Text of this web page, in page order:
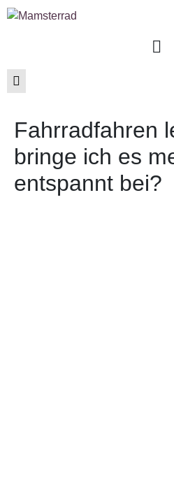
Fahrradfahren
bringe ich es
entspannt bei?